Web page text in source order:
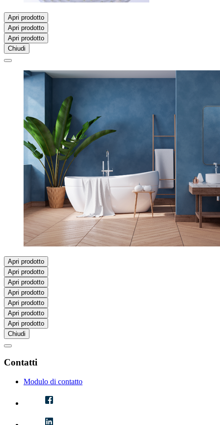
Apri prodotto
Apri prodotto
Apri prodotto
Chiudi
Apri prodotto
Apri prodotto
Apri prodotto
Apri prodotto
Apri prodotto
Apri prodotto
Apri prodotto
Chiudi
Contatti
Modulo di contatto